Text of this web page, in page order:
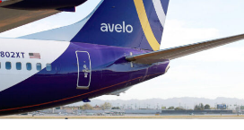
barriles
de
whisky
y
licores
a